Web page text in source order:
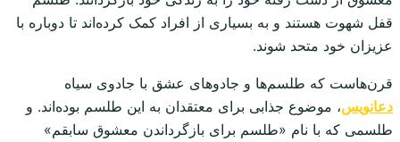
قفل شهوت هستند و به بسیاری از افراد کمک کرده‌اند تا دوباره با
عزیزان خود متحد شوند.
قرن‌هاست که طلسم‌ها و جادوهای عشق با جادوی سیاه
دعانویس، موضوع جذابی برای معتقدان به این طلسم بوده‌اند. و
طلسمی که با نام «طلسم برای بازگرداندن معشوق سابقم»